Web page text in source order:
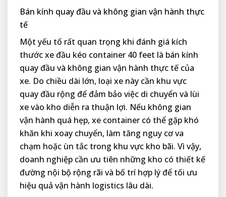
Bán kính quay đầu và không gian vận hành thực
tế
Một yếu tố rất quan trọng khi đánh giá kích
thước xe đầu kéo container 40 feet là bán kính
quay đầu và không gian vận hành thực tế của
xe. Do chiều dài lớn, loại xe này cần khu vực
quay đầu rộng để đảm bảo việc di chuyển và lùi
xe vào kho diễn ra thuận lợi. Nếu không gian
vận hành quá hẹp, xe container có thể gặp khó
khăn khi xoay chuyển, làm tăng nguy cơ va
chạm hoặc ùn tắc trong khu vực kho bãi. Vì vậy,
doanh nghiệp cần ưu tiên những kho có thiết kế
đường nội bộ rộng rãi và bố trí hợp lý để tối ưu
hiệu quả vận hành logistics lâu dài.